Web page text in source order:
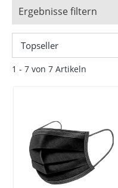
Ergebnisse filtern
1 - 7 von 7 Artikeln